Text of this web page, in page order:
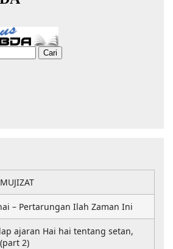
– Pertarungan Ilah Zaman Ini
ajaran Hai hai tentang setan,
2)